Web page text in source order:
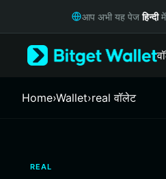
Русский
Italiano
繁體中文
आप अभी यह पेजहिन्दीमें
Home›Wallet›real वॉलेट
REAL